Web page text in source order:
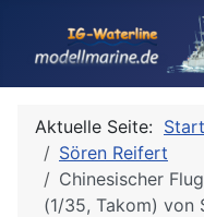
Aktuelle Seite:
Sören Reifert
Chinesischer
(1/35, Takom) von